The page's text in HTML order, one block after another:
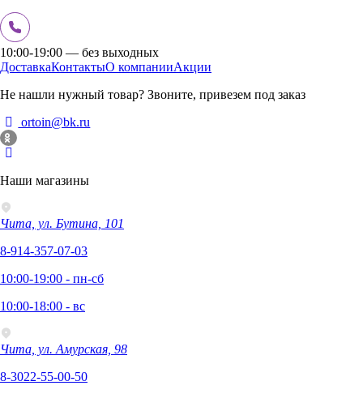
10:00-19:00 — без выходных
ДоставкаКонтактыО компанииАкции
Не нашли нужный товар? Звоните, привезем под заказ
ortoin@bk.ru
Наши магазины
Чита, ул. Бутина, 101
8-914-357-07-03
10:00-19:00 - пн-сб
10:00-18:00 - вс
Чита, ул. Амурская, 98
8-3022-55-00-50